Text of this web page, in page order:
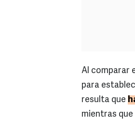
Al comparar
para
resulta que
mientras que